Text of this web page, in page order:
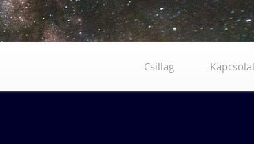
Csillag